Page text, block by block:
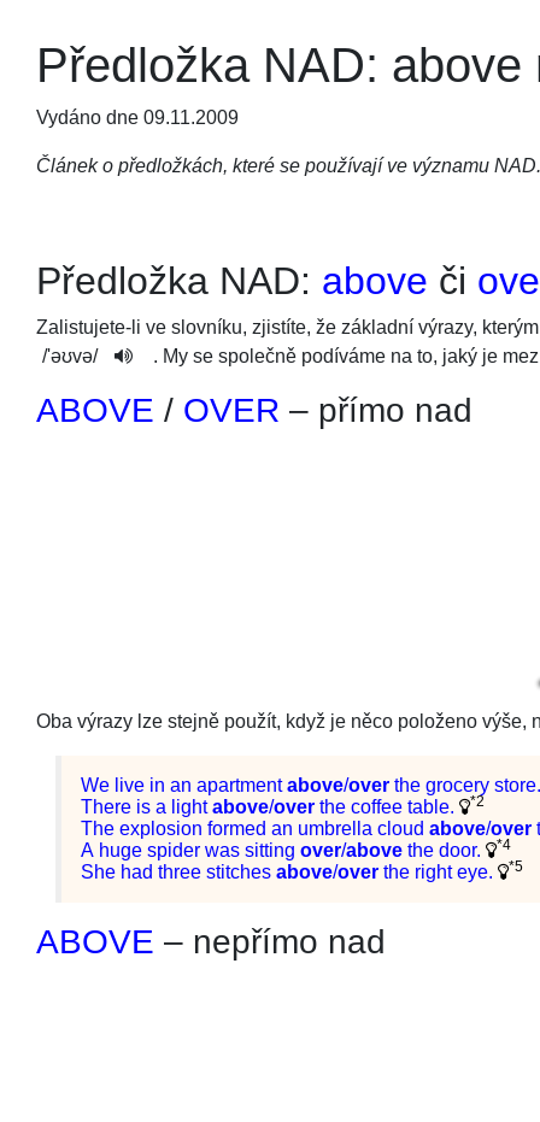
Předložka NAD: above
Vydáno dne 09.11.2009
Článek o předložkách, které se používají ve významu NAD.
Předložka NAD: above či
Zalistujete-li ve slovníku, zjistíte, že základní výrazy,
/'əʊvə/ . My se společně podíváme na to, jaký je
ABOVE / OVER – přímo nad
Oba výrazy lze stejně použít, když je něco položeno
We live in an apartmentabove/over the grocery store.
There is a lightabove/over the coffee table. *2
The explosion formed an umbrella cloud above/over
A huge spider was sitting over/above the door. *4
She had three stitches above/over the right eye. *5
ABOVE – nepřímo nad